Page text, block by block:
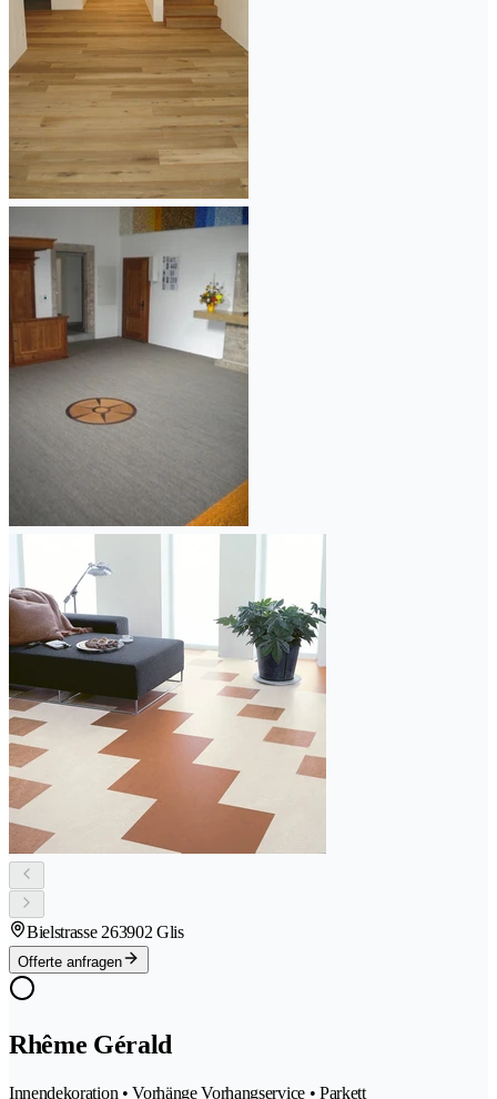
Bielstrasse 263902 Glis
Offerte anfragen
Rhême Gérald
Innendekoration • Vorhänge Vorhangservice • Parkett